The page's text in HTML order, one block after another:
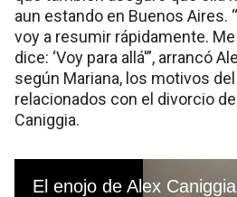
aun estando en Buenos Aires.
voy a resumir rápidamente.
dice: ‘Voy para allá'”, arrancó
según Mariana, los motivos
relacionados con el divorcio de
Caniggia.